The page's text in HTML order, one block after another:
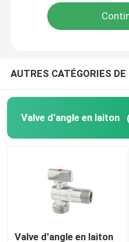
AUTRES CATÉGORIES DE
Valve d'angle en laiton
Valve d'angle en laiton